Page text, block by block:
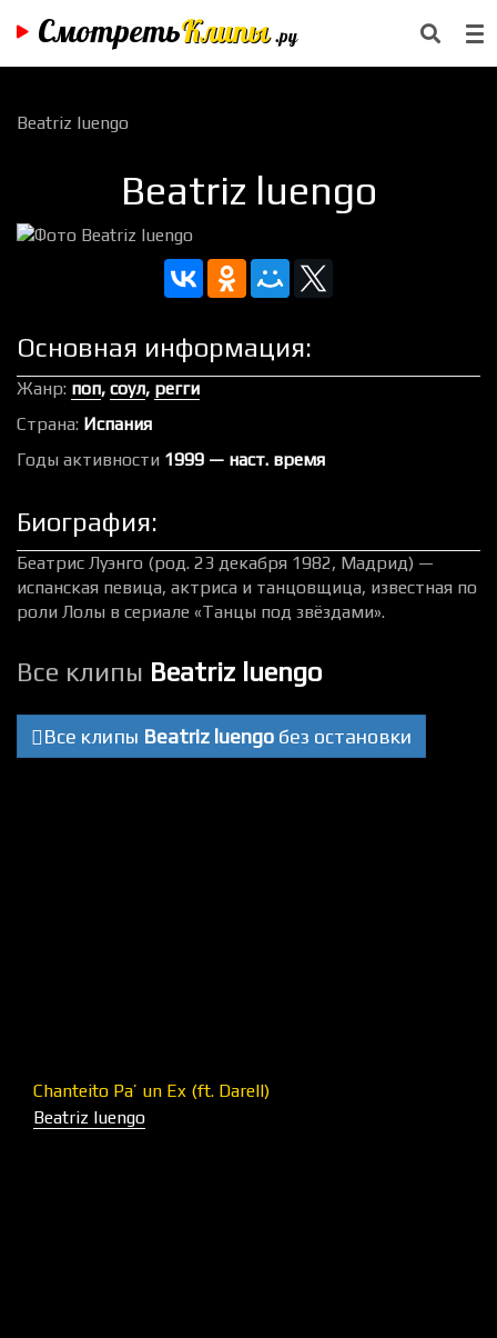
СмотретьКлипы .ру
Beatriz luengo
Beatriz luengo
Основная информация:
Жанр: поп, соул, регги
Страна: Испания
Годы активности 1999 — наст. время
Биография:
Беатрис Луэнго (род. 23 декабря 1982, Мадрид) —
испанская певица, актриса и танцовщица, известная по
роли Лолы в сериале «Танцы под звёздами».
Все клипы Beatriz luengo
Все клипы Beatriz luengo без остановки
Chanteito Pa’ un Ex (ft. Darell)
Beatriz luengo